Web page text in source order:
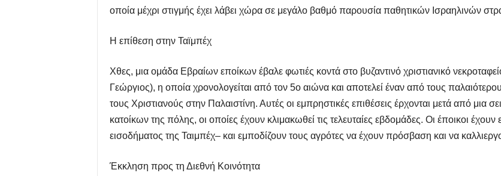
οποία μέχρι στιγμής έχει λάβει χώρα σε μεγάλο βαθμό παρουσία παθητικών Ισραηλινών
Η επίθεση στην Ταϊμπέχ
Χθες, μια ομάδα Εβραίων εποίκων έβαλε φωτιές κοντά στο βυζαντινό χριστιανικό
Γεώργιος), η οποία χρονολογείται από τον 5ο αιώνα και αποτελεί έναν από τους
τους Χριστιανούς στην Παλαιστίνη. Αυτές οι εμπρηστικές επιθέσεις έρχονται μετά από μια
κατοίκων της πόλης, οι οποίες έχουν κλιμακωθεί τις τελευταίες εβδομάδες. Οι έποικοι
εισοδήματος της Ταιμπέχ– και εμποδίζουν τους αγρότες να έχουν πρόσβαση και να
Έκκληση προς τη Διεθνή Κοινότητα